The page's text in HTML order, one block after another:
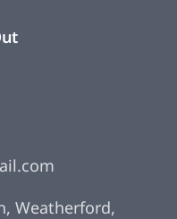
Weatherford,